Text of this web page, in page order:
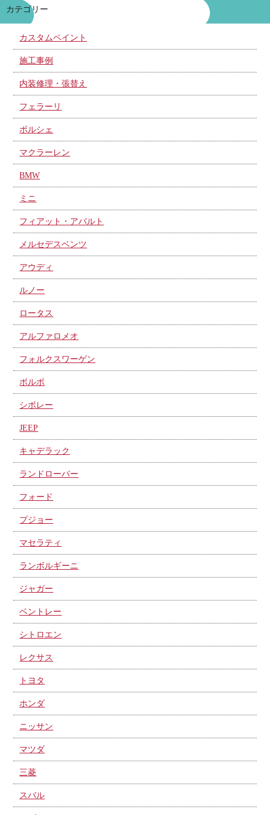
カテゴリー
カスタムペイント
施工事例
内装修理・張替え
フェラーリ
ポルシェ
マクラーレン
BMW
ミニ
フィアット・アバルト
メルセデスベンツ
アウディ
ルノー
ロータス
アルファロメオ
フォルクスワーゲン
ボルボ
シボレー
JEEP
キャデラック
ランドローバー
フォード
プジョー
マセラティ
ランボルギーニ
ジャガー
ベントレー
シトロエン
レクサス
トヨタ
ホンダ
ニッサン
マツダ
三菱
スバル